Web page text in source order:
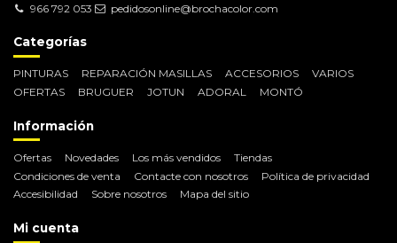
966 792 053
pedidosonline@brochacolor.com
Categorías
PINTURAS REPARACIÓN MASILLAS ACCESORIOS
VARIOS
OFERTAS
BRUGUER JOTUN ADORAL MONTÓ
Información
Ofertas Novedades Los más vendidos
Tiendas
Condiciones de venta
Contacte con nosotros
Política de privacidad
Accesibilidad
Sobre nosotros Mapa del sitio
Mi cuenta